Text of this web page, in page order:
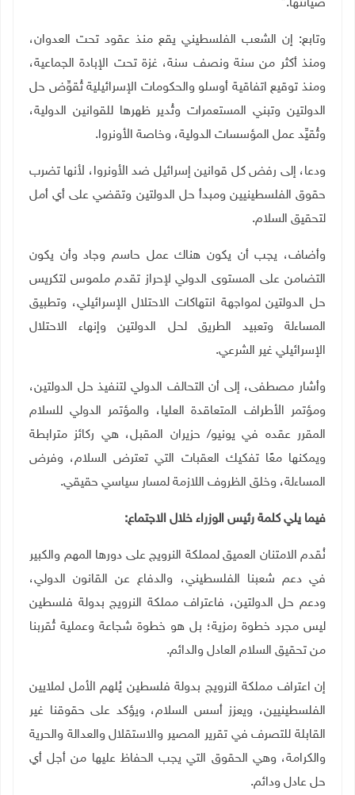
صيانتها".
وتابع: إن الشعب الفلسطيني يقع منذ عقود تحت العدوان،
ومنذ أكثر من سنة ونصف سنة، غزة تحت الإبادة الجماعية،
ومنذ توقيع اتفاقية أوسلو والحكومات الإسرائيلية تُقوِّض حل
الدولتين وتبني المستعمرات وتُدير ظهرها للقوانين الدولية،
وتُقيِّد عمل المؤسسات الدولية، وخاصة الأونروا.
ودعا، إلى رفض كل قوانين إسرائيل ضد الأونروا، لأنها تضرب
حقوق الفلسطينيين ومبدأ حل الدولتين وتقضي على أي أمل
لتحقيق السلام.
وأضاف، يجب أن يكون هناك عمل حاسم وجاد وأن يكون
التضامن على المستوى الدولي لإحراز تقدم ملموس لتكريس
حل الدولتين لمواجهة انتهاكات الاحتلال الإسرائيلي، وتطبيق
المساءلة وتعبيد الطريق لحل الدولتين وإنهاء الاحتلال
الإسرائيلي غير الشرعي.
وأشار مصطفى، إلى أن التحالف الدولي لتنفيذ حل الدولتين،
ومؤتمر الأطراف المتعاقدة العليا، والمؤتمر الدولي للسلام
المقرر عقده في يونيو/ حزيران المقبل، هي ركائز مترابطة
ويمكنها معًا تفكيك العقبات التي تعترض السلام، وفرض
المساءلة، وخلق الظروف اللازمة لمسار سياسي حقيقي.
فيما يلي كلمة رئيس الوزراء خلال الاجتماع:
نُقدم الامتنان العميق لمملكة النرويج على دورها المهم والكبير
في دعم شعبنا الفلسطيني، والدفاع عن القانون الدولي،
ودعم حل الدولتين، فاعتراف مملكة النرويج بدولة فلسطين
ليس مجرد خطوة رمزية؛ بل هو خطوة شجاعة وعملية تُقربنا
من تحقيق السلام العادل والدائم.
إن اعتراف مملكة النرويج بدولة فلسطين يُلهم الأمل لملايين
الفلسطينيين، ويعزز أسس السلام، ويؤكد على حقوقنا غير
القابلة للتصرف في تقرير المصير والاستقلال والعدالة والحرية
والكرامة، وهي الحقوق التي يجب الحفاظ عليها من أجل أي
حل عادل ودائم.